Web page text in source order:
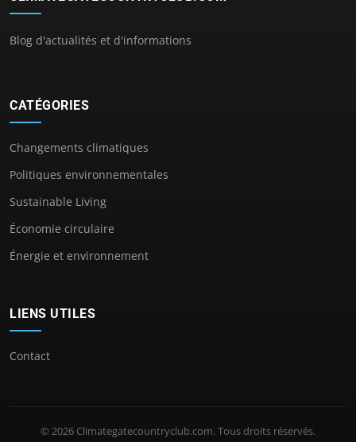
Blog d'actualités et d'informations
CATÉGORIES
Changements climatiques
Politiques environnementales
Sustainable Living
Économie circulaire
Énergie et environnement
LIENS UTILES
Contact
© 2026 Climategatecountryclub.com. Tous droits réservés.